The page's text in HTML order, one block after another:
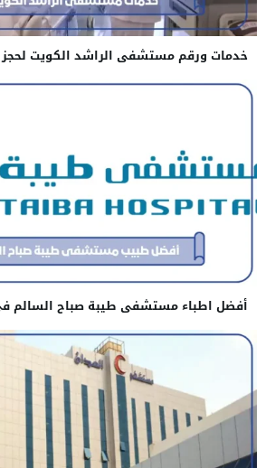
خدمات ورقم مستشفى الراشد الكويت لحجز
أفضل اطباء مستشفى طيبة صباح السالم في